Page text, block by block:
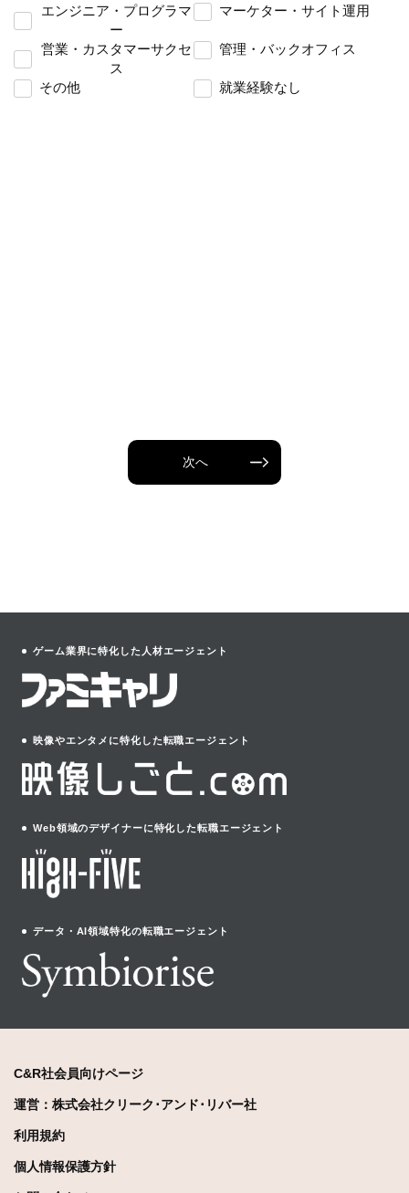
エンジニア・プログラマ
ー
マーケター・サイト運用
営業・カスタマーサクセ
ス
管理・バックオフィス
その他 就業経験なし
次へ
ゲーム業界に特化した人材エージェント
映像やエンタメに特化した転職エージェント
Web領域のデザイナーに特化した転職エージェント
データ・AI領域特化の転職エージェント
C&R社会員向けページ
運営：株式会社クリーク･アンド･リバー社
利用規約
個人情報保護方針